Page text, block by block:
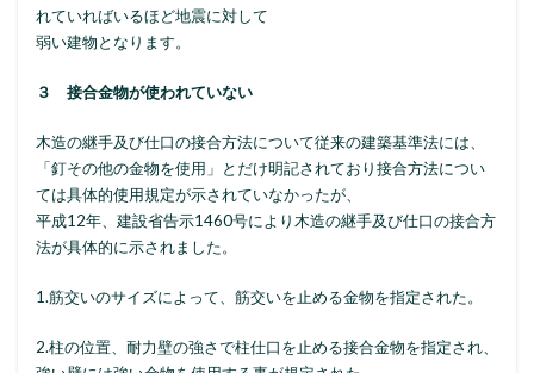
れていればいるほど地震に対して
弱い建物となります。
３ 接合金物が使われていない
木造の継手及び仕口の接合方法について従来の建築基準法には、
「釘その他の金物を使用」とだけ明記されており接合方法につい
ては具体的使用規定が示されていなかったが、
平成12年、建設省告示1460号により木造の継手及び仕口の接合方
法が具体的に示されました。
1.筋交いのサイズによって、筋交いを止める金物を指定された。
2.柱の位置、耐力壁の強さで柱仕口を止める接合金物を指定され、